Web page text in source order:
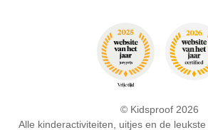
© Kidsproof 2026
Alle kinderactiviteiten, uitjes en de